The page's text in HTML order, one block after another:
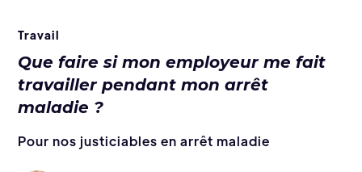
Travail
Que faire si mon employeur me fait
travailler pendant mon arrêt
maladie ?
Pour nos justiciables en arrêt maladie